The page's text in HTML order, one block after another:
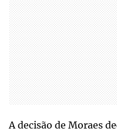
A decisão de Moraes